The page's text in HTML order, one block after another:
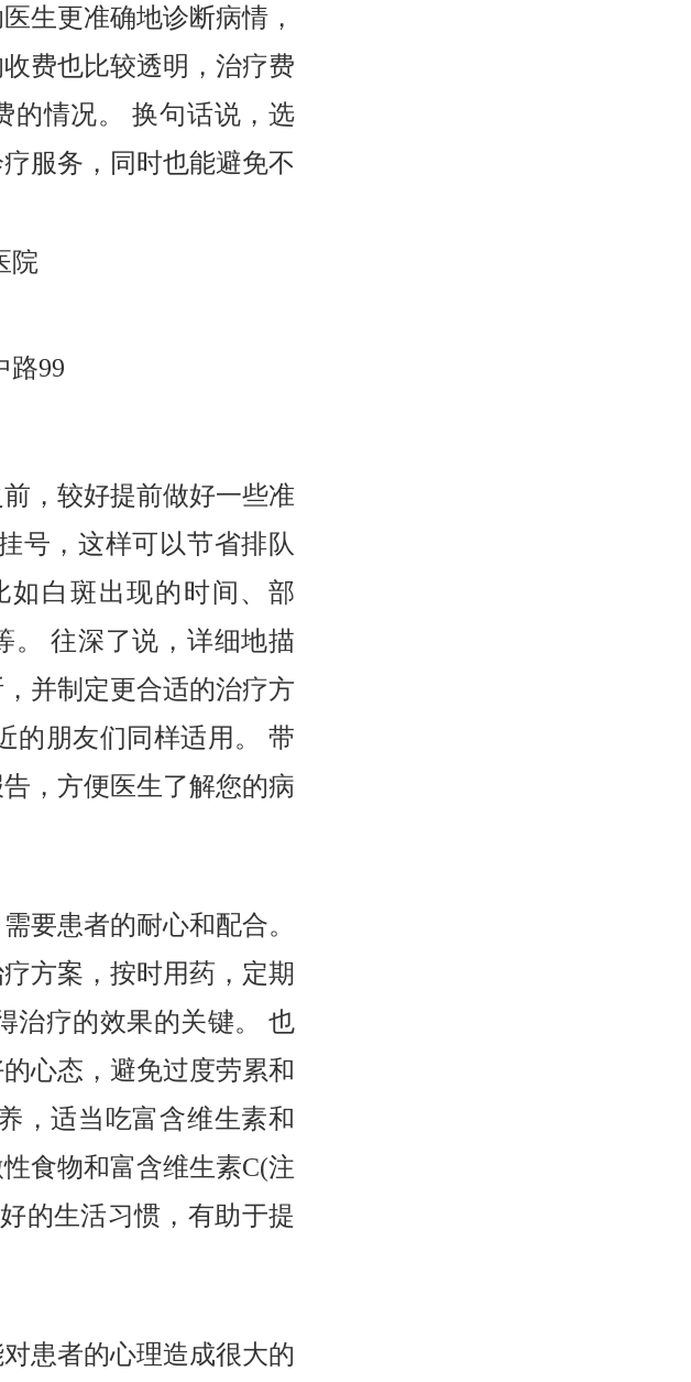
生更准确地诊断病情，
费也比较透明，治疗费
的情况。 换句话说，选
服务，同时也能避免不
院
路99
，较好提前做好一些准
号，这样可以节省排队
如白斑出现的时间、部
。 往深了说，详细地描
并制定更合适的治疗方
的朋友们同样适用。 带
，方便医生了解您的病
要患者的耐心和配合。
方案，按时用药，定期
治疗的效果的关键。 也
心态，避免过度劳累和
，适当吃富含维生素和
食物和富含维生素C(注
的生活习惯，有助于提
患者的心理造成很大的